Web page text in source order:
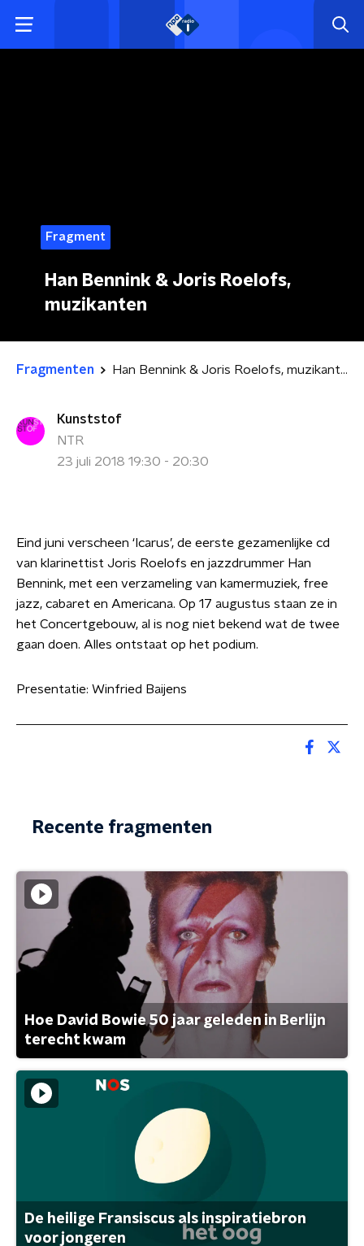
Fragment
Han Bennink & Joris Roelofs,
muzikanten
Fragmenten Han Bennink & Joris Roelofs, muzikanten
Kunststof
NTR
23 juli 2018 19:30 - 20:30
Eind juni verscheen ‘Icarus’, de eerste gezamenlijke cd
van klarinettist Joris Roelofs en jazzdrummer Han
Bennink, met een verzameling van kamermuziek, free
jazz, cabaret en Americana. Op 17 augustus staan ze in
het Concertgebouw, al is nog niet bekend wat de twee
gaan doen. Alles ontstaat op het podium.
Presentatie: Winfried Baijens
Recente fragmenten
Hoe David Bowie 50 jaar geleden in Berlijn
terecht kwam
De heilige Fransiscus als inspiratiebron
voor jongeren